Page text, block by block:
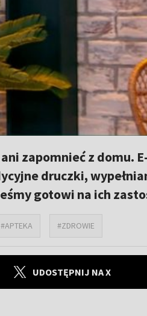
zapomnieć z domu.
druczki,
gotowi na ich
#APTEKA #ZDROWIE
UDOSTĘPNIJ NA X